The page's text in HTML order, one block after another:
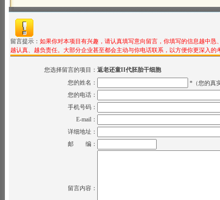
留言提示： 如果你对本项目有兴趣，请认真填写意向留言，你填写的信息越中
越认真、越负责任。大部分企业甚至都会主动与你电话联系，以方便你更深入的
您选择留言的项目： 返老还童II代胚胎干细胞
您的姓名：
*（您的真
您的电话：
手机号码：
E-mail：
详细地址：
邮 编：
留言内容：